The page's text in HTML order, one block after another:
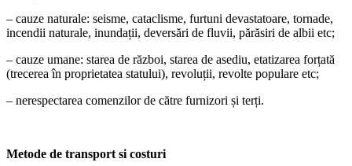
– cauze naturale: seisme, cataclisme, furtuni devastatoare, tornade,
incendii naturale, inundații, deversări de fluvii, părăsiri de albii etc;
– cauze umane: starea de război, starea de asediu, etatizarea forțată
(trecerea în proprietatea statului), revoluții, revolte populare etc;
– nerespectarea comenzilor de către furnizori și terți.
Metode de transport si costuri